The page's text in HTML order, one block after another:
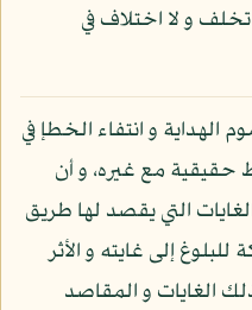
هود - 56، فلا تخلف و لا اختلاف في
الهداية و انتفاء الخطإ في
حقيقية مع غيره، و أن
التي يقصد لها طريق
إلى غايته و الأثر
الغايات و المقاصد